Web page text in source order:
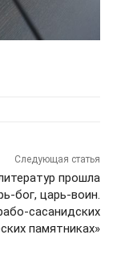
Следующая статья
прошла
бог, царь-воин.
сасанидских
памятниках»